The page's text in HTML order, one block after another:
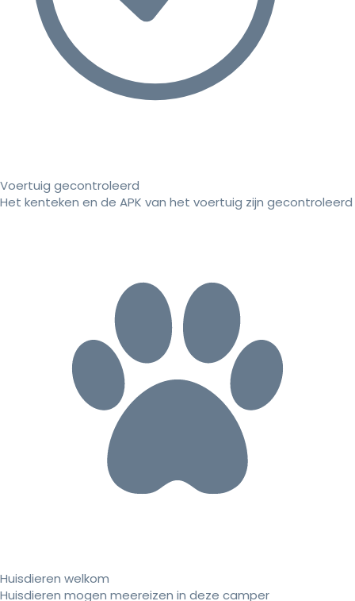
Voertuig gecontroleerd
Het kenteken en de APK van het voertuig zijn gecontroleerd
Huisdieren welkom
Huisdieren mogen meereizen in deze camper